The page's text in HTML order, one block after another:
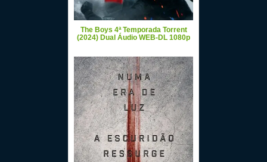
The Boys 4ª Temporada Torrent
(2024) Dual Áudio WEB-DL 1080p